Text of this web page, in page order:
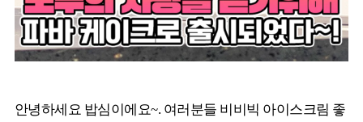
안녕하세요 밥심이에요~. 여러분들 비비빅 아이스크림 좋